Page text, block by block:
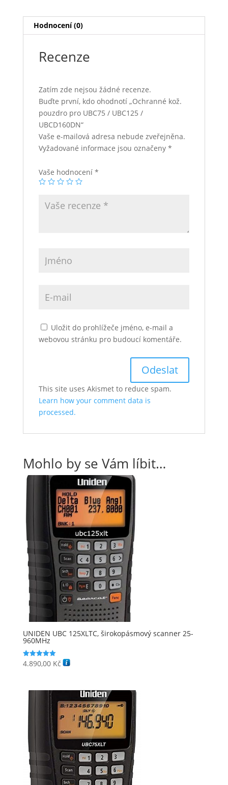
množství
Hodnocení (0)
Recenze
Zatím zde nejsou žádné recenze.
Buďte první, kdo ohodnotí „Ochranné kož.
pouzdro pro UBC75 / UBC125 /
UBCD160DN“
Vaše e-mailová adresa nebude zveřejněna.
Vyžadované informace jsou označeny *
Vaše hodnocení *
Uložit do prohlížeče jméno, e-mail a
webovou stránku pro budoucí komentáře.
This site uses Akismet to reduce spam.
Learn how your comment data is
processed.
Mohlo by se Vám líbit…
UNIDEN UBC 125XLTC, širokopásmový scanner 25-
960MHz
Hodnocení
5.00
4.890,00 Kč